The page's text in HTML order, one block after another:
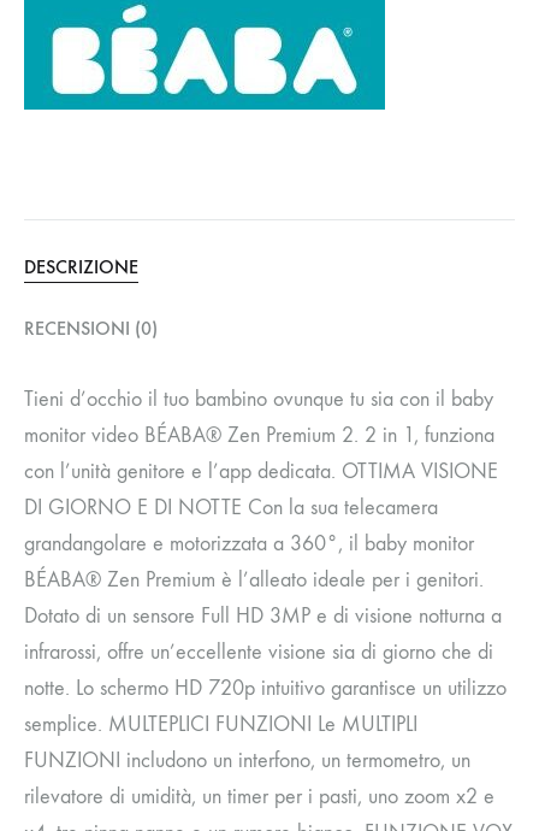
DESCRIZIONE
RECENSIONI (0)
Tieni d’occhio il tuo bambino ovunque tu sia con il baby
monitor video BÉABA® Zen Premium 2. 2 in 1, funziona
con l’unità genitore e l’app dedicata. OTTIMA VISIONE
DI GIORNO E DI NOTTE Con la sua telecamera
grandangolare e motorizzata a 360°, il baby monitor
BÉABA® Zen Premium è l’alleato ideale per i genitori.
Dotato di un sensore Full HD 3MP e di visione notturna a
infrarossi, offre un’eccellente visione sia di giorno che di
notte. Lo schermo HD 720p intuitivo garantisce un utilizzo
semplice. MULTEPLICI FUNZIONI Le MULTIPLI
FUNZIONI includono un interfono, un termometro, un
rilevatore di umidità, un timer per i pasti, uno zoom x2 e